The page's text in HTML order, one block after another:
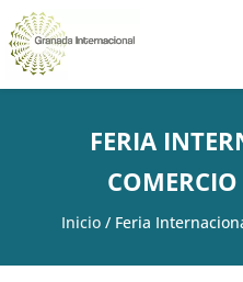
FERIA
Inicio/ Feria